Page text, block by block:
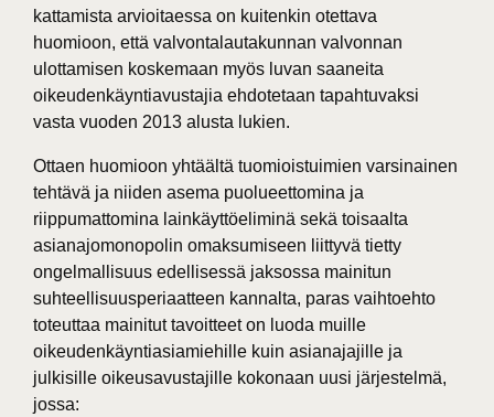
kattamista arvioitaessa on kuitenkin otettava
huomioon, että valvontalautakunnan valvonnan
ulottamisen koskemaan myös luvan saaneita
oikeudenkäyntiavustajia ehdotetaan tapahtuvaksi
vasta vuoden 2013 alusta lukien.
Ottaen huomioon yhtäältä tuomioistuimien varsinainen
tehtävä ja niiden asema puolueettomina ja
riippumattomina lainkäyttöeliminä sekä toisaalta
asianajomonopolin omaksumiseen liittyvä tietty
ongelmallisuus edellisessä jaksossa mainitun
suhteellisuusperiaatteen kannalta, paras vaihtoehto
toteuttaa mainitut tavoitteet on luoda muille
oikeudenkäyntiasiamiehille kuin asianajajille ja
julkisille oikeusavustajille kokonaan uusi järjestelmä,
jossa: